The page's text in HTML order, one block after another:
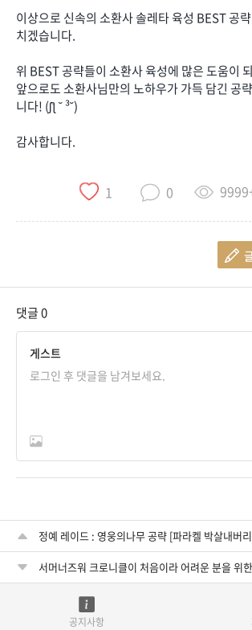
이상으로 신속의 소환사 솔레타 육성 BEST 공
치겠습니다.
위 BEST 공략들이 소환사 육성에 많은 도움이
앞으로도 소환사님만의 노하우가 가득 담긴 공
니다! (ʃƪ ˘ ³˘)
감사합니다.
1 0
댓글0
게스트
정예 레이드 : 영웅의나무 공략 [파라켈 박살내버
서머너즈워 크로니클이 처음이라 어려운 분을 위
공지사항